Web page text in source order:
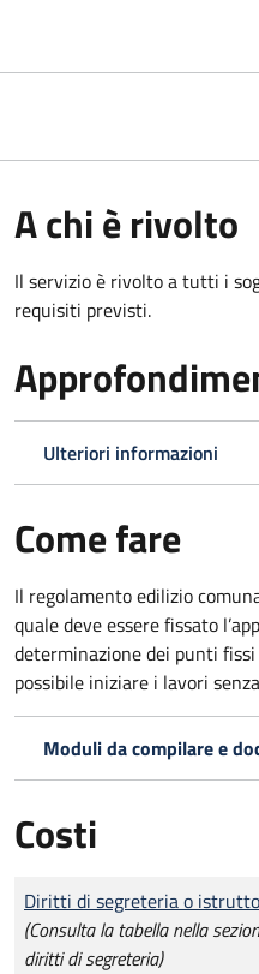
A chi è rivolto
Il servizio è rivolto a tutti i
requisiti previsti.
Ulteriori informazioni
Come fare
Il regolamento edilizio
quale deve essere fissato
determinazione dei punti
possibile iniziare i lavori
Moduli da compilare e
Costi
Tipo di pagamento
Importo
Diritti di segreteria o
(Consulta la tabella nella
diritti di segreteria)